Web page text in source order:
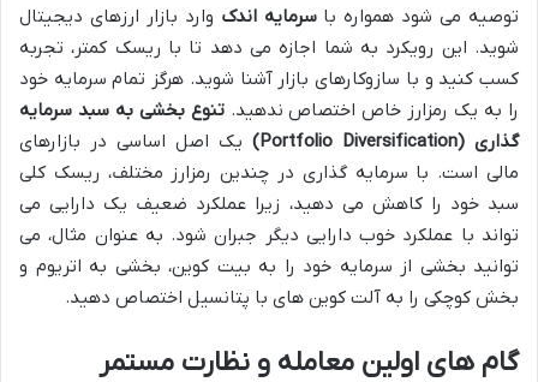
توصیه می شود همواره باسرمایه اندک وارد بازار ارزهای دیجیتال
شوید. این رویکرد به شما اجازه می دهد تا با ریسک کمتر، تجربه
کسب کنید و با سازوکارهای بازار آشنا شوید. هرگز تمام سرمایه خود
را به یک رمزارز خاص اختصاص ندهید.تنوع بخشی به سبد سرمایه
گذاری (Portfolio Diversification)
یک اصل اساسی در بازارهای
مالی است. با سرمایه گذاری در چندین رمزارز مختلف، ریسک کلی
سبد خود را کاهش می دهید، زیرا عملکرد ضعیف یک دارایی می
تواند با عملکرد خوب دارایی دیگر جبران شود. به عنوان مثال، می
توانید بخشی از سرمایه خود را به بیت کوین، بخشی به اتریوم و
بخش کوچکی را به آلت کوین های با پتانسیل اختصاص دهید.
گام های اولین معامله و نظارت مستمر